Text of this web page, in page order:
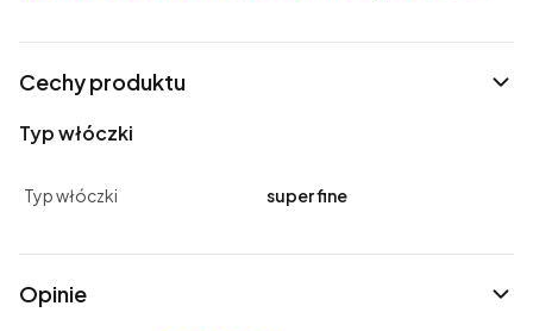
Cechy produktu
Typ włóczki
Typ włóczki super fine
Opinie